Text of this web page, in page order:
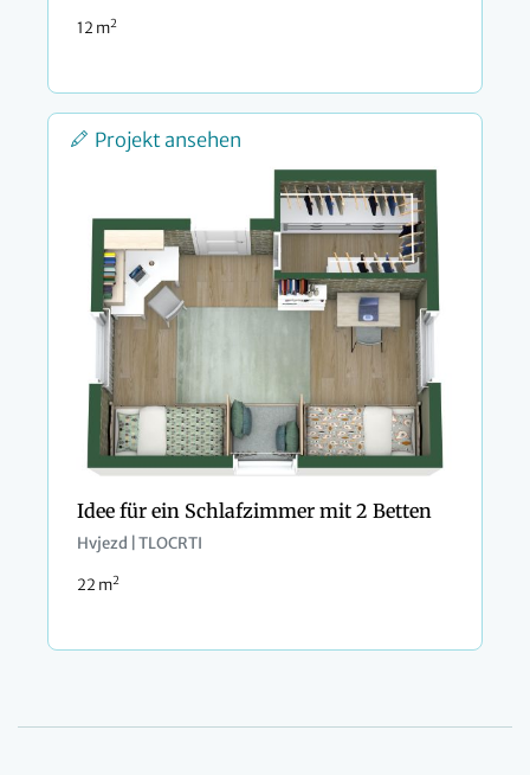
12 m2
Projekt ansehen
Idee für ein Schlafzimmer mit 2 Betten
Hvjezd | TLOCRTI
22 m2